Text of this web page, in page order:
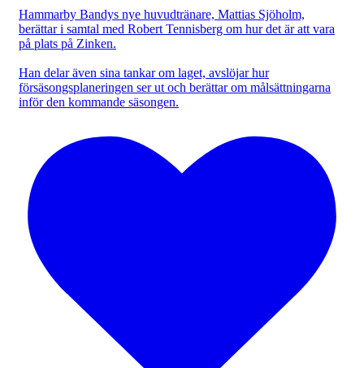
Hammarby Bandys nye huvudtränare, Mattias Sjöholm,
berättar i samtal med Robert Tennisberg om hur det är att vara
på plats på Zinken.
Han delar även sina tankar om laget, avslöjar hur
försäsongsplaneringen ser ut och berättar om målsättningarna
inför den kommande säsongen.